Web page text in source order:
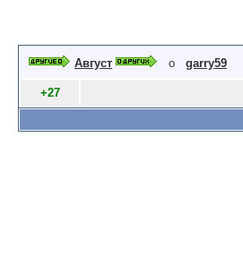
Август о garry59
+27